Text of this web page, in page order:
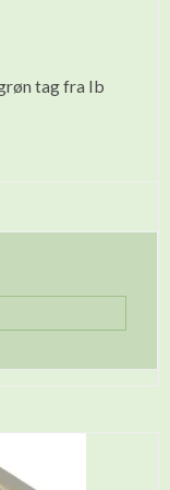
tag fra Ib